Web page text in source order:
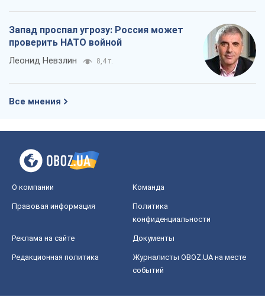
Запад проспал угрозу: Россия может
проверить НАТО войной
Леонид Невзлин 8,4 т.
Все мнения
О компании Команда
Правовая информация
Политика
конфиденциальности
Реклама на сайте Документы
Редакционная политика
Журналисты OBOZ.UA на месте
событий